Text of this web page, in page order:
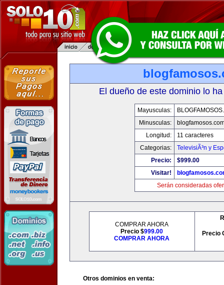
El dueño de este dominio lo
Mayusculas:
Minusculas:
Longitud:
11 caracteres
Categorias:
TelevisiÃ³n y
Precio:
$999.00
Visitar!
Serán consideradas
COMPRAR AHORA
Precio $999.00
COMPRAR AHORA
Precio
Otros dominios en venta: